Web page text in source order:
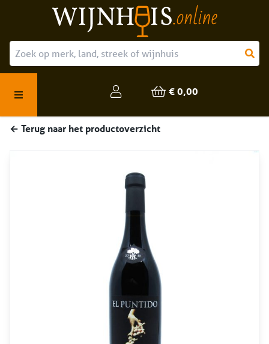
€ 0,00
Onze producten
Veelgestelde vragen
← Terug naar het productoverzicht